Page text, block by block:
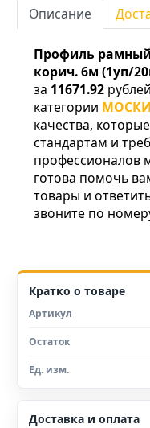
Описание
Профиль рамный
корич. 6м (1уп/
за 11671.92
категории
качества,
стандартам и
профессионалов
готова помочь
товары и
звоните по
Кратко о товаре
Артикул
Остаток
Ед. изм.
Доставка и оплата